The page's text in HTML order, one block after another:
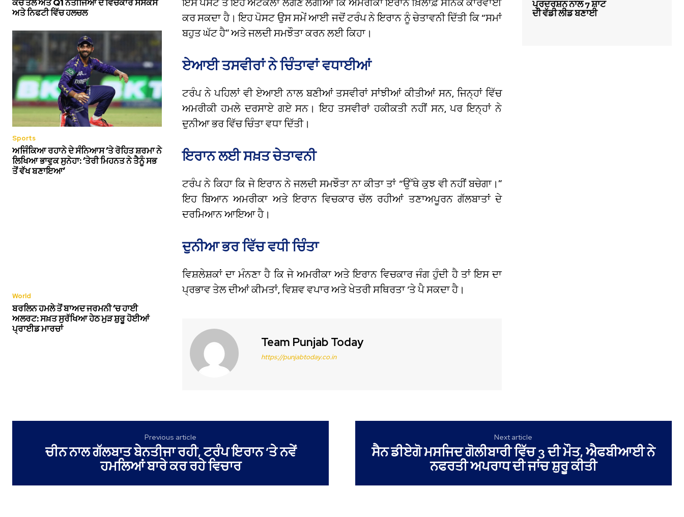
ਕੱਚੇ ਤੇਲ ਅਤੇ Q1 ਨਤੀਜਿਆਂ ਦੇ ਵਿਚਕਾਰ ਸੈਂਸੈਕਸ
ਅਤੇ ਨਿਫਟੀ ਵਿੱਚ ਹਲਚਲ
Sports
ਅਜਿੰਕਿਆ ਰਹਾਨੇ ਦੇ ਸੰਨਿਆਸ ‘ਤੇ ਰੋਹਿਤ ਸ਼ਰਮਾ ਨੇ
ਲਿਖਿਆ ਭਾਵੁਕ ਸੁਨੇਹਾ: ‘ਤੇਰੀ ਮਿਹਨਤ ਨੇ ਤੈਨੂੰ ਸਭ
ਤੋਂ ਵੱਖ ਬਣਾਇਆ’
World
ਬਰਲਿਨ ਹਮਲੇ ਤੋਂ ਬਾਅਦ ਜਰਮਨੀ ‘ਚ ਹਾਈ
ਅਲਰਟ: ਸਖ਼ਤ ਸੁਰੱਖਿਆ ਹੇਠ ਮੁੜ ਸ਼ੁਰੂ ਹੋਈਆਂ
ਪ੍ਰਾਈਡ ਮਾਰਚਾਂ
ਇਸ ਪੋਸਟ ਤੋਂ ਇਹ ਅਟਕਲਾਂ ਲੱਗਣ ਲੱਗੀਆਂ ਕਿ ਅਮਰੀਕਾ ਇਰਾਨ ਖ਼ਿਲਾਫ਼ ਸੈਨਿਕ ਕਾਰਵਾਈ
ਕਰ ਸਕਦਾ ਹੈ। ਇਹ ਪੋਸਟ ਉਸ ਸਮੇਂ ਆਈ ਜਦੋਂ ਟਰੰਪ ਨੇ ਇਰਾਨ ਨੂੰ ਚੇਤਾਵਨੀ ਦਿੱਤੀ ਕਿ “ਸਮਾਂ
ਬਹੁਤ ਘੱਟ ਹੈ” ਅਤੇ ਜਲਦੀ ਸਮਝੌਤਾ ਕਰਨ ਲਈ ਕਿਹਾ।
ਏਆਈ ਤਸਵੀਰਾਂ ਨੇ ਚਿੰਤਾਵਾਂ ਵਧਾਈਆਂ
ਟਰੰਪ ਨੇ ਪਹਿਲਾਂ ਵੀ ਏਆਈ ਨਾਲ ਬਣੀਆਂ ਤਸਵੀਰਾਂ ਸਾਂਝੀਆਂ ਕੀਤੀਆਂ ਸਨ, ਜਿਨ੍ਹਾਂ ਵਿੱਚ
ਅਮਰੀਕੀ ਹਮਲੇ ਦਰਸਾਏ ਗਏ ਸਨ। ਇਹ ਤਸਵੀਰਾਂ ਹਕੀਕਤੀ ਨਹੀਂ ਸਨ, ਪਰ ਇਨ੍ਹਾਂ ਨੇ
ਦੁਨੀਆ ਭਰ ਵਿੱਚ ਚਿੰਤਾ ਵਧਾ ਦਿੱਤੀ।
ਇਰਾਨ ਲਈ ਸਖ਼ਤ ਚੇਤਾਵਨੀ
ਟਰੰਪ ਨੇ ਕਿਹਾ ਕਿ ਜੇ ਇਰਾਨ ਨੇ ਜਲਦੀ ਸਮਝੌਤਾ ਨਾ ਕੀਤਾ ਤਾਂ “ਉੱਥੇ ਕੁਝ ਵੀ ਨਹੀਂ ਬਚੇਗਾ।”
ਇਹ ਬਿਆਨ ਅਮਰੀਕਾ ਅਤੇ ਇਰਾਨ ਵਿਚਕਾਰ ਚੱਲ ਰਹੀਆਂ ਤਣਾਅਪੂਰਨ ਗੱਲਬਾਤਾਂ ਦੇ
ਦਰਮਿਆਨ ਆਇਆ ਹੈ।
ਦੁਨੀਆ ਭਰ ਵਿੱਚ ਵਧੀ ਚਿੰਤਾ
ਵਿਸ਼ਲੇਸ਼ਕਾਂ ਦਾ ਮੰਨਣਾ ਹੈ ਕਿ ਜੇ ਅਮਰੀਕਾ ਅਤੇ ਇਰਾਨ ਵਿਚਕਾਰ ਜੰਗ ਹੁੰਦੀ ਹੈ ਤਾਂ ਇਸ ਦਾ
ਪ੍ਰਭਾਵ ਤੇਲ ਦੀਆਂ ਕੀਮਤਾਂ, ਵਿਸ਼ਵ ਵਪਾਰ ਅਤੇ ਖੇਤਰੀ ਸਥਿਰਤਾ ‘ਤੇ ਪੈ ਸਕਦਾ ਹੈ।
Team Punjab Today
https://punjabtoday.co.in
ਪ੍ਰਦਰਸ਼ਨ ਨਾਲ 7 ਸ਼ਾਟ
ਦੀ ਵੱਡੀ ਲੀਡ ਬਣਾਈ
Previous article
ਚੀਨ ਨਾਲ ਗੱਲਬਾਤ ਬੇਨਤੀਜਾ ਰਹੀ, ਟਰੰਪ ਇਰਾਨ ‘ਤੇ ਨਵੇਂ
ਹਮਲਿਆਂ ਬਾਰੇ ਕਰ ਰਹੇ ਵਿਚਾਰ
Next article
ਸੈਨ ਡੀਏਗੋ ਮਸਜਿਦ ਗੋਲੀਬਾਰੀ ਵਿੱਚ 3 ਦੀ ਮੌਤ, ਐਫਬੀਆਈ ਨੇ
ਨਫਰਤੀ ਅਪਰਾਧ ਦੀ ਜਾਂਚ ਸ਼ੁਰੂ ਕੀਤੀ